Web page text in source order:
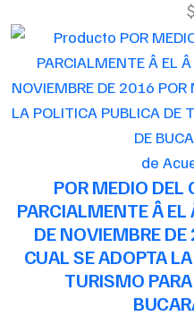
de
POR MEDIO DEL
PARCIALMENTE Â
DE NOVIEMBRE
CUAL SE ADOPTA
TURISMO